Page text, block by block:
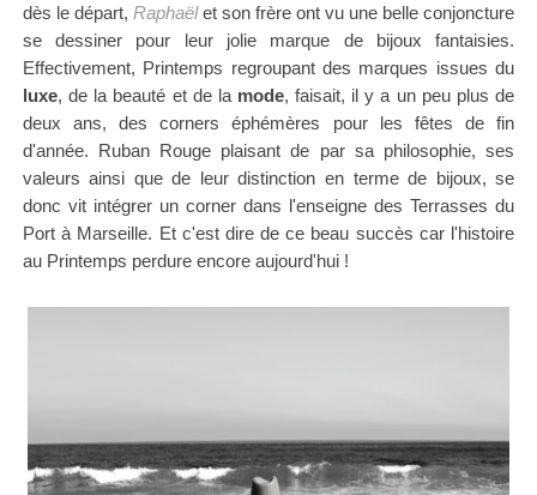
dès le départ, Raphaëlet son frère ont vu une belle conjoncture
se dessiner pour leur jolie marque de bijoux fantaisies.
Effectivement, Printemps regroupant des marques issues du
luxe, de la beauté et de la mode, faisait, il y a un peu plus de
deux ans, des corners éphémères pour les fêtes de fin
d'année. Ruban Rouge plaisant de par sa philosophie, ses
valeurs ainsi que de leur distinction en terme de bijoux, se
donc vit intégrer un corner dans l'enseigne des Terrasses du
Port à Marseille. Et c'est dire de ce beau succès car l'histoire
au Printemps perdure encore aujourd'hui !